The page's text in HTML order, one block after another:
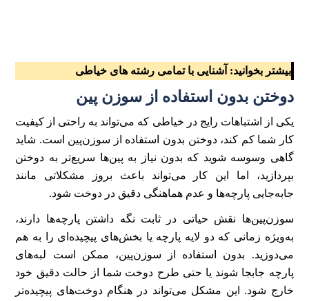
بیشتر بخوانید: آشنایی با تمامی رشته های خیاطی
دوختن بدون استفاده از سوزن‌ پین
یکی از اشتباهات رایج در خیاطی که می‌تواند به راحتی از کیفیت
کار شما کم کند، دوختن بدون استفاده از سوزن‌پین است. شاید
گاهی وسوسه شوید که بدون نیاز به پین‌ها سریع‌تر به دوختن
بپردازید، اما این کار می‌تواند باعث بروز مشکلاتی مانند
جابه‌جایی پارچه‌ها و عدم هماهنگی دقیق در دوخت شود.
سوزن‌پین‌ها نقش حیاتی در ثابت نگه داشتن پارچه‌ها دارند،
به‌ویژه زمانی که دو لایه پارچه یا بخش‌های پیچیده‌ای را به هم
می‌دوزید. بدون استفاده از سوزن‌پین، ممکن است لبه‌های
پارچه جابجا شوند یا حتی طرح دوخت شما از حالت دقیق خود
خارج شود. این مشکل می‌تواند در هنگام دوخت‌های پیچیده‌تر